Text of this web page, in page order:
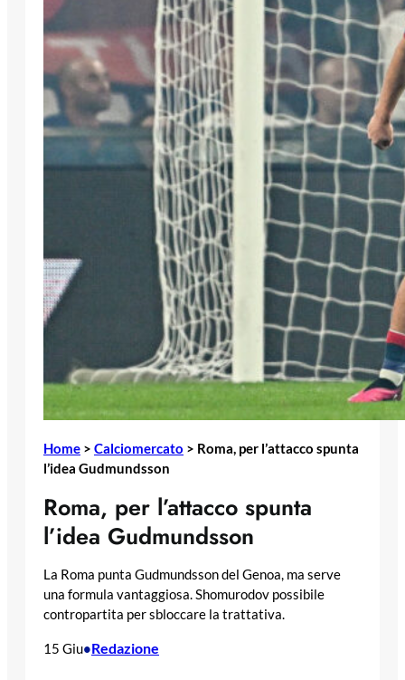
Home > Calciomercato > Roma, per l’attacco spunta
l’idea Gudmundsson
Roma, per l’attacco spunta
l’idea Gudmundsson
La Roma punta Gudmundsson del Genoa, ma serve
una formula vantaggiosa. Shomurodov possibile
contropartita per sbloccare la trattativa.
15 Giu•Redazione